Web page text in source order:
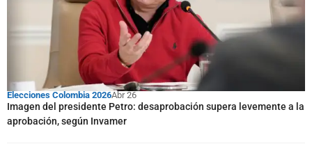
Elecciones Colombia 2026Abr 26
Imagen del presidente Petro: desaprobación supera levemente a la
aprobación, según Invamer